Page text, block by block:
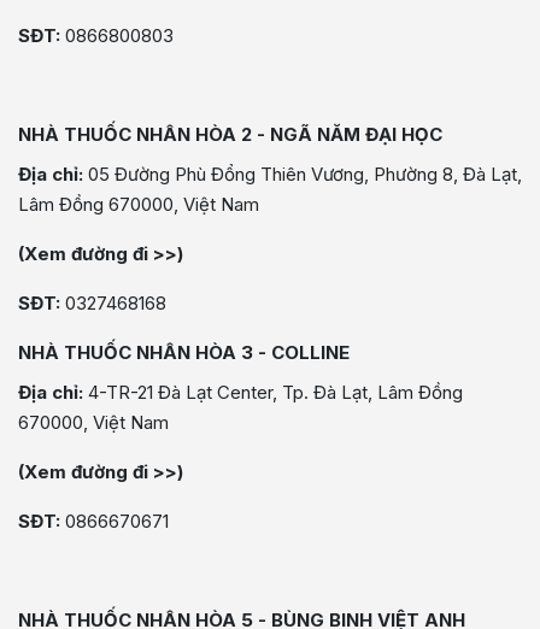
SĐT: 0866800803
NHÀ THUỐC NHÂN HÒA 2 - NGÃ NĂM ĐẠI HỌC
Địa chỉ: 05 Đường Phù Đổng Thiên Vương, Phường 8, Đà Lạt,
Lâm Đồng 670000, Việt Nam
(Xem đường đi >>)
SĐT: 0327468168
NHÀ THUỐC NHÂN HÒA 3 - COLLINE
Địa chỉ: 4-TR-21 Đà Lạt Center, Tp. Đà Lạt, Lâm Đồng
670000, Việt Nam
(Xem đường đi >>)
SĐT: 0866670671
NHÀ THUỐC NHÂN HÒA 5 - BÙNG BINH VIỆT ANH